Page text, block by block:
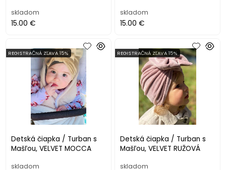
skladom
15.00 €
skladom
15.00 €
Detská čiapka / Turban s
Mašľou, VELVET MOCCA
REGISTRAČNÁ ZĽAVA 15%
skladom
Detská čiapka / Turban s
Mašľou, VELVET RUŽOVÁ
REGISTRAČNÁ ZĽAVA 15%
skladom